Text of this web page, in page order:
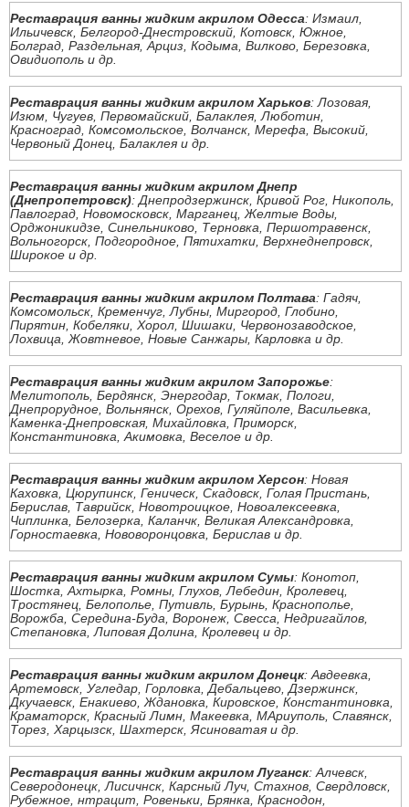
Реставрация ванны жидким акрилом Одесса: Измаил,
Ильичевск, Белгород-Днестровский, Котовск, Южное,
Болград, Раздельная, Арциз, Кодыма, Вилково, Березовка,
Овидиополь и др.
Реставрация ванны жидким акрилом Харьков: Лозовая,
Изюм, Чугуев, Первомайский, Балаклея, Люботин,
Красноград, Комсомольское, Волчанск, Мерефа, Высокий,
Червоный Донец, Балаклея и др.
Реставрация ванны жидким акрилом Днепр
(Днепропетровск): Днепродзержинск, Кривой Рог, Никополь,
Павлоград, Новомосковск, Марганец, Желтые Воды,
Орджоникидзе, Синельниково, Терновка, Першотравенск,
Вольногорск, Подгородное, Пятихатки, Верхнеднепровск,
Широкое и др.
Реставрация ванны жидким акрилом Полтава: Гадяч,
Комсомольск, Кременчуг, Лубны, Миргород, Глобино,
Пирятин, Кобеляки, Хорол, Шишаки, Червонозаводское,
Лохвица, Жовтневое, Новые Санжары, Карловка и др.
Реставрация ванны жидким акрилом Запорожье:
Мелитополь, Бердянск, Энергодар, Токмак, Пологи,
Днепрорудное, Вольнянск, Орехов, Гуляйполе, Васильевка,
Каменка-Днепровская, Михайловка, Приморск,
Константиновка, Акимовка, Веселое и др.
Реставрация ванны жидким акрилом Херсон: Новая
Каховка, Цюрупинск, Геническ, Скадовск, Голая Пристань,
Берислав, Таврийск, Новотроицкое, Новоалексеевка,
Чиплинка, Белозерка, Каланчк, Великая Александровка,
Горностаевка, Нововоронцовка, Берислав и др.
Реставрация ванны жидким акрилом Сумы: Конотоп,
Шостка, Ахтырка, Ромны, Глухов, Лебедин, Кролевец,
Тростянец, Белополье, Путивль, Бурынь, Краснополье,
Ворожба, Середина-Буда, Воронеж, Свесса, Недригайлов,
Степановка, Липовая Долина, Кролевец и др.
Реставрация ванны жидким акрилом Донецк: Авдеевка,
Артемовск, Угледар, Горловка, Дебальцево, Дзержинск,
Дкучаевск, Енакиево, Ждановка, Кировское, Константиновка,
Краматорск, Красный Лимн, Макеевка, МАриуполь, Славянск,
Торез, Харцызск, Шахтерск, Ясиноватая и др.
Реставрация ванны жидким акрилом Луганск: Алчевск,
Северодонецк, Лисичнск, Карсный Луч, Стахнов, Свердловск,
Рубежное, нтрацит, Ровеньки, Брянка, Краснодон,